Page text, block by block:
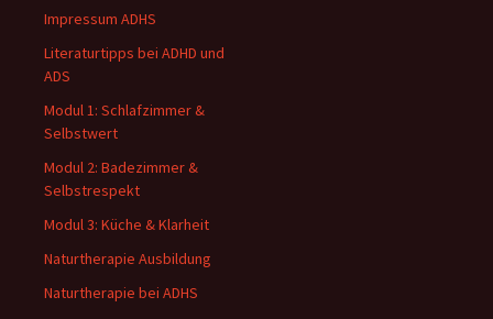
Impressum ADHS
Literaturtipps bei ADHD und
ADS
Modul 1: Schlafzimmer &
Selbstwert
Modul 2: Badezimmer &
Selbstrespekt
Modul 3: Küche & Klarheit
Naturtherapie Ausbildung
Naturtherapie bei ADHS